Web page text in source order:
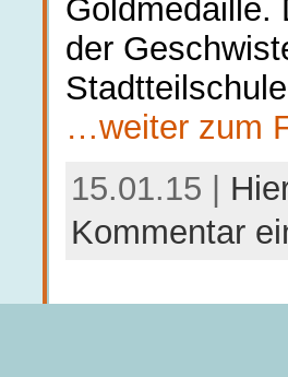
Goldmedaille.
der
…weiter zum
15.01.15 |
Kommentar